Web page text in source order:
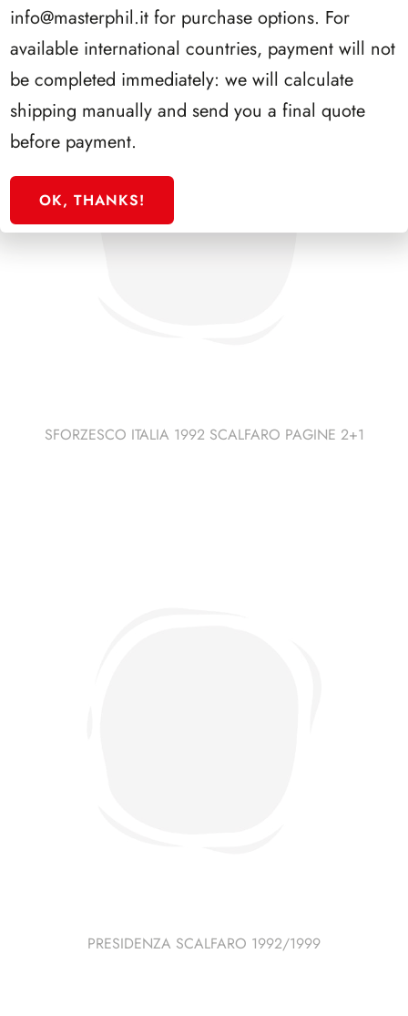
SFORZESCO ITALIA 1992 SCALFARO PAGINE 2+1
PRESIDENZA SCALFARO 1992/1999
info@masterphil.it for purchase options. For
available international countries, payment will not
be completed immediately: we will calculate
shipping manually and send you a final quote
before payment.
OK, THANKS!